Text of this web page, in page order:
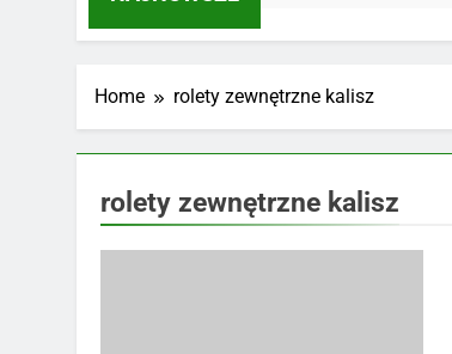
Home rolety zewnętrzne kalisz
rolety zewnętrzne kalisz